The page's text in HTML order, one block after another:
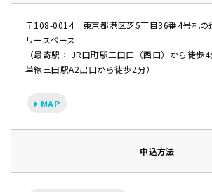
〒108-0014 東京都港区芝5丁目36番4号札
リースペース
（最寄駅： JR田町駅三田口（西口）から徒歩
草線三田駅A2出口から徒歩2分）
MAP
申込方法